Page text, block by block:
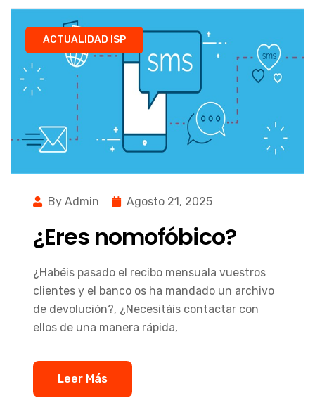
ACTUALIDAD ISP
By Admin Agosto 21, 2025
¿Eres nomofóbico?
¿Habéis pasado el recibo mensuala vuestros
clientes y el banco os ha mandado un archivo
de devolución?, ¿Necesitáis contactar con
ellos de una manera rápida,
Leer Más